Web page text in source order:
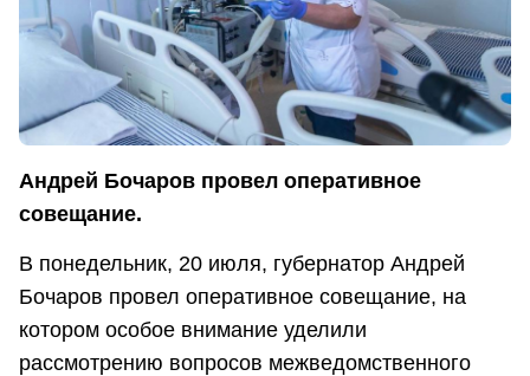
Андрей Бочаров провел оперативное
совещание.
В понедельник, 20 июля, губернатор Андрей
Бочаров провел оперативное совещание, на
котором особое внимание уделили
рассмотрению вопросов межведомственного